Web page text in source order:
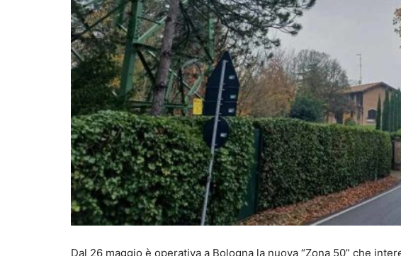
Dal 26 maggio è operativa a Bologna la nuova “Zona 50” che